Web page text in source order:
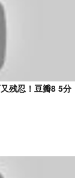
残忍！豆瓣8 5分